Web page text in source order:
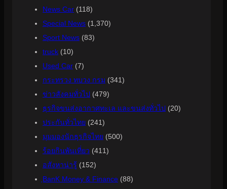
News Car (118)
Special News (1,370)
Sport News (83)
truck (10)
Used Car (7)
กระทรวง ทบวง กรม (341)
ข่าวสังคมทั่วไป (479)
ธุรกิจขนส่งอากาศทะเล และขนส่งทั่วไป (20)
ประกันทั่วไทย (241)
มุมมองนักธุรกิจไทย (500)
ร้อยกินพันเที่ยว (411)
อสังหาน่ารู้ (152)
ฺBanK Money & Finance (88)